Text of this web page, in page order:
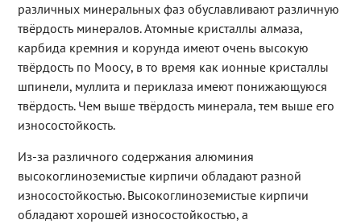
различных минеральных фаз обуславливают различную
твёрдость минералов. Атомные кристаллы алмаза,
карбида кремния и корунда имеют очень высокую
твёрдость по Моосу, в то время как ионные кристаллы
шпинели, муллита и периклаза имеют понижающуюся
твёрдость. Чем выше твёрдость минерала, тем выше его
износостойкость.
Из-за различного содержания алюминия
высокоглиноземистые кирпичи обладают разной
износостойкостью. Высокоглиноземистые кирпичи
обладают хорошей износостойкостью, а